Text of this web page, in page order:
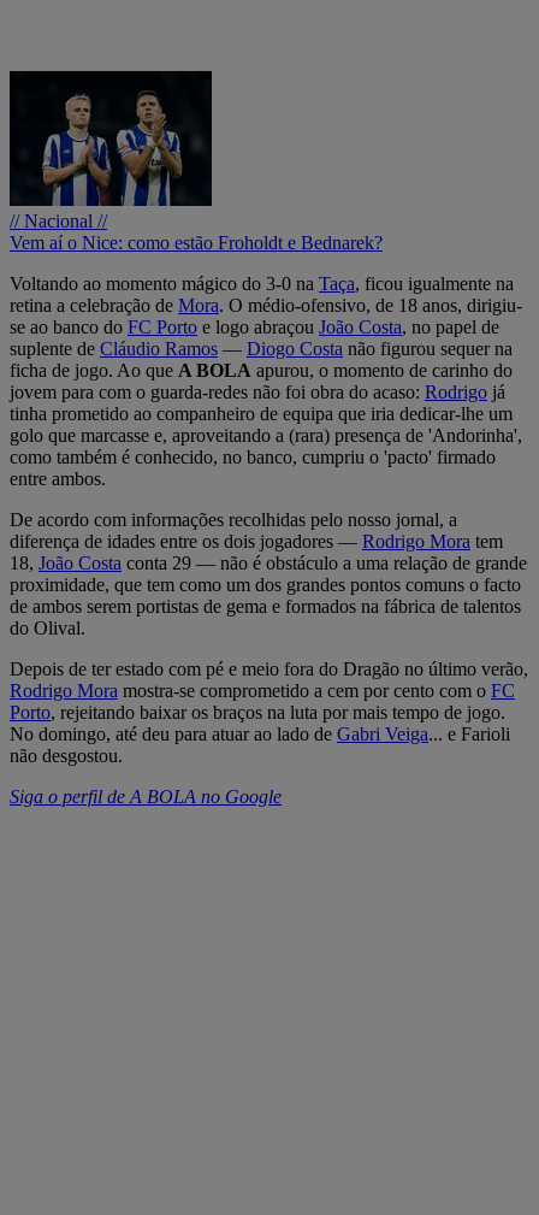
// Nacional //
Vem aí o Nice: como estão Froholdt e Bednarek?
Voltando ao momento mágico do 3-0 na Taça, ficou igualmente na
retina a celebração de Mora. O médio-ofensivo, de 18 anos, dirigiu-
se ao banco do FC Porto e logo abraçou João Costa, no papel de
suplente de Cláudio Ramos — Diogo Costa não figurou sequer na
ficha de jogo. Ao que A BOLA apurou, o momento de carinho do
jovem para com o guarda-redes não foi obra do acaso: Rodrigo já
tinha prometido ao companheiro de equipa que iria dedicar-lhe um
golo que marcasse e, aproveitando a (rara) presença de 'Andorinha',
como também é conhecido, no banco, cumpriu o 'pacto' firmado
entre ambos.
De acordo com informações recolhidas pelo nosso jornal, a
diferença de idades entre os dois jogadores — Rodrigo Mora tem
18, João Costa conta 29 — não é obstáculo a uma relação de grande
proximidade, que tem como um dos grandes pontos comuns o facto
de ambos serem portistas de gema e formados na fábrica de talentos
do Olival.
Depois de ter estado com pé e meio fora do Dragão no último verão,
Rodrigo Mora mostra-se comprometido a cem por cento com o FC
Porto, rejeitando baixar os braços na luta por mais tempo de jogo.
No domingo, até deu para atuar ao lado de Gabri Veiga... e Farioli
não desgostou.
Siga o perfil de A BOLA no Google